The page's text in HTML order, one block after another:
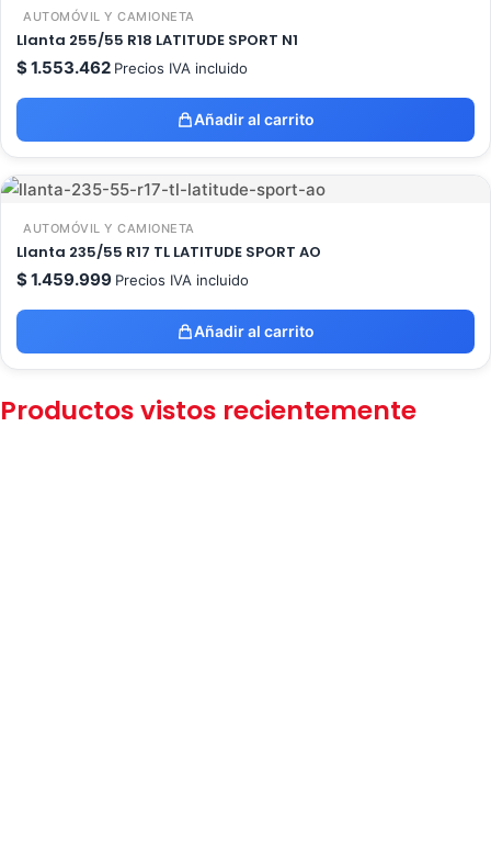
AUTOMÓVIL Y CAMIONETA
Llanta 255/55 R18 LATITUDE SPORT N1
$1.553.462 Precios IVA incluido
Añadir al carrito
AUTOMÓVIL Y CAMIONETA
Llanta 235/55 R17 TL LATITUDE SPORT AO
$1.459.999 Precios IVA incluido
Añadir al carrito
Productos vistos recientemente